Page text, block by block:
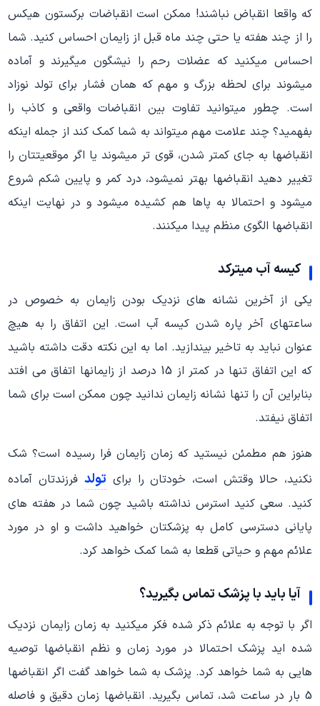
که واقعا انقباض نباشند! ممکن است انقباضات برکستون هیکس
را از چند هفته یا حتی چند ماه قبل از زایمان احساس کنید. شما
احساس میکنید که عضلات رحم را نیشگون میگیرند و آماده
میشوند برای لحظه بزرگ و مهم که همان فشار برای تولد نوزاد
است. چطور میتوانید تفاوت بین انقباضات واقعی و کاذب را
بفهمید؟ چند علامت مهم میتواند به شما کمک کند از جمله اینکه
انقباضها به جای کمتر شدن، قوی تر میشوند یا اگر موقعیتتان را
تغییر دهید انقباضها بهتر نمیشود، درد کمر و پایین شکم شروع
میشود و احتمالا به پاها هم کشیده میشود و در نهایت اینکه
انقباضها الگوی منظم پیدا میکنند.
کیسه آب میترکد
یکی از آخرین نشانه های نزدیک بودن زایمان به خصوص در
ساعتهای آخر پاره شدن کیسه آب است. این اتفاق را به هیچ
عنوان نباید به تاخیر بیندازید. اما به این نکته دقت داشته باشید
که این اتفاق تنها در کمتر از 15 درصد از زایمانها اتفاق می افتد
بنابراین آن را تنها نشانه زایمان ندانید چون ممکن است برای شما
اتفاق نیفتد.
هنوز هم مطمئن نیستید که زمان زایمان فرا رسیده است؟ شک
نکنید، حالا وقتش است، خودتان را برای تولد فرزندتان آماده
کنید. سعی کنید استرس نداشته باشید چون شما در هفته های
پایانی دسترسی کامل به پزشکتان خواهید داشت و او در مورد
علائم مهم و حیاتی قطعا به شما کمک خواهد کرد.
آیا باید با پزشک تماس بگیرید؟
اگر با توجه به علائم ذکر شده فکر میکنید به زمان زایمان نزدیک
شده اید پزشک احتمالا در مورد زمان و نظم انقباضها توصیه
هایی به شما خواهد کرد. پزشک به شما خواهد گفت اگر انقباضها
5 بار در ساعت شد، تماس بگیرید. انقباضها زمان دقیق و فاصله